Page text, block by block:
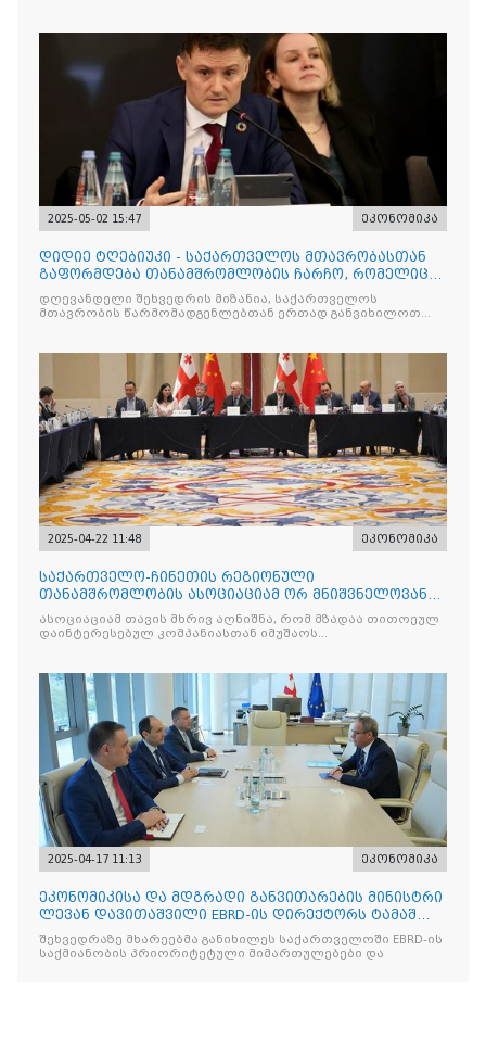
2025-05-02 15:47 ეკონომიკა
დიდიე ტღებიუკი - საქართველოს მთავრობასთან
გაფორმდება თანამშრომლობის ჩარჩო, რომელიც
იქნება მნიშვნელოვ
დღევანდელი შეხვედრის მიზანია, საქართველოს
მთავრობის წარმომადგენლებთან ერთად განვიხილოთ
2025-04-22 11:48 ეკონომიკა
საქართველო-ჩინეთის რეგიონული
თანამშრომლობის ასოციაციამ ორ მნიშვნელოვან
მემორანდუმს მოაწერა ხელი
ასოციაციამ თავის მხრივ აღნიშნა, რომ მზადაა თითოეულ
დაინტერესებულ კომპანიასთან იმუშაოს
2025-04-17 11:13 ეკონომიკა
ეკონომიკისა და მდგრადი განვითარების მინისტრი
ლევან დავითაშვილი EBRD-ის დირექტორს ტამაშ
ვოჟნიტს შეხვდ
შეხვედრაზე მხარეებმა განიხილეს საქართველოში EBRD-ის
საქმიანობის პრიორიტეტული მიმართულებები და